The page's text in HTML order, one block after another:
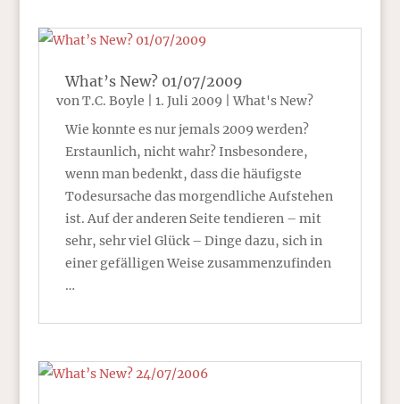
What’s New? 01/07/2009
vonT.C. Boyle 1. Juli 2009|What's New?
Wie konnte es nur jemals 2009 werden?
Erstaunlich, nicht wahr? Insbesondere,
wenn man bedenkt, dass die häufigste
Todesursache das morgendliche Aufstehen
ist. Auf der anderen Seite tendieren – mit
sehr, sehr viel Glück – Dinge dazu, sich in
einer gefälligen Weise zusammenzufinden
…